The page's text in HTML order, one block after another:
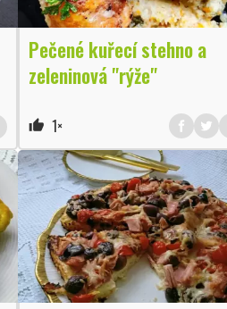
Pečené kuřecí stehno a
zeleninová "rýže"
thumb_up 1×